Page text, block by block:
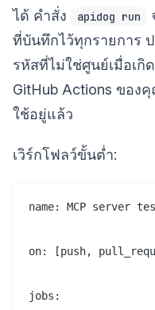
ได้ คำสั่ง
apidog run
ที่บันทึกไว้ทุกรายการ
รหัสที่ไม่ใช่ศูนย์เมื่อเกิ
GitHub Actions ของ
ใช้อยู่แล้ว
เวิร์กโฟลว์ขั้นต่ำ:
name: MCP server
on: [push,
jobs: